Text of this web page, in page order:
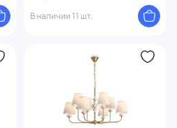
В наличии 11 шт.